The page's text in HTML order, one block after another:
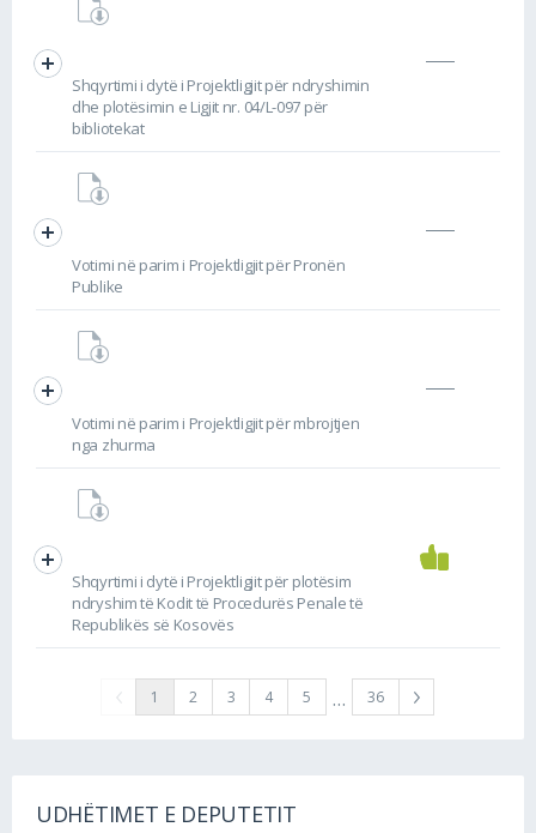
Shqyrtimi i dytë i Projektligjit për ndryshimin
dhe plotësimin e Ligjit nr. 04/L-097 për
bibliotekat
Votimi në parim i Projektligjit për Pronën
Publike
Votimi në parim i Projektligjit për mbrojtjen
nga zhurma
Shqyrtimi i dytë i Projektligjit për plotësim
ndryshim të Kodit të Procedurës Penale të
Republikës së Kosovës
1 2 3 4 5 … 36
UDHËTIMET E DEPUTETIT